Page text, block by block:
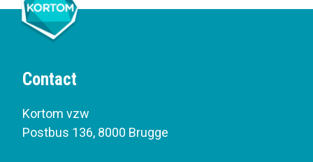
Contact
Kortom vzw
Postbus 136, 8000 Brugge